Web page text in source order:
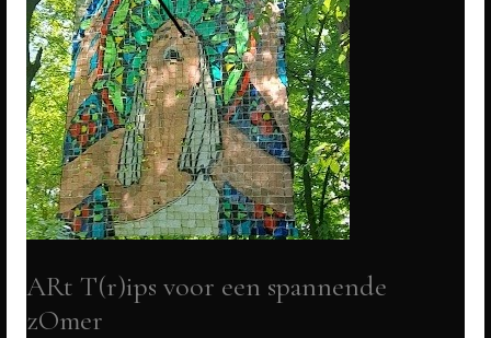
PREview:
50
portretten
van
intrigerende
vrouwen
uit
de
historie...*LEES
MEER...
ARt T(r)ips voor een spannende
zOmer